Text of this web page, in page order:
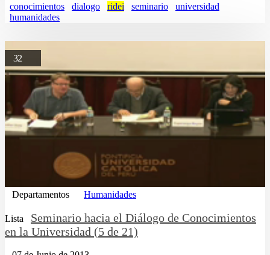
conocimientos dialogo ridei seminario
universidad
humanidades
32
Departamentos Humanidades
Lista
Seminario hacia el Diálogo de Conocimientos
en la Universidad (5 de 21)